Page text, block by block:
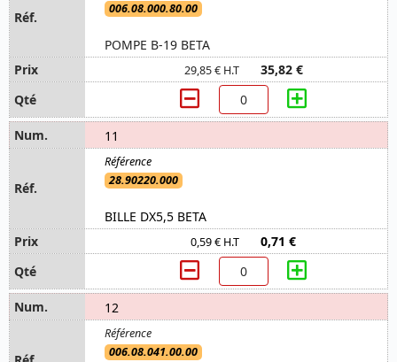
006.08.000.80.00
POMPE B-19 BETA
29,85 € H.T 35,82 €
11
28.90220.000
BILLE DX5,5 BETA
0,59 € H.T 0,71 €
12
006.08.041.00.00